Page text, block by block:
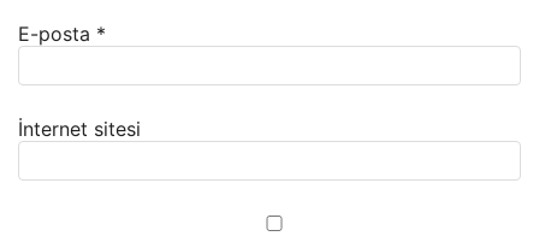
E-posta *
İnternet sitesi